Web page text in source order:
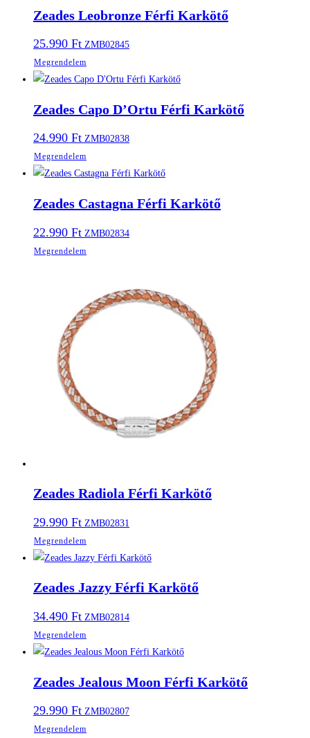
Zeades Leobronze Férfi Karkötő
25.990 Ft ZMB02845
Megrendelem
Zeades Capo D’Ortu Férfi Karkötő
24.990 Ft ZMB02838
Megrendelem
Zeades Castagna Férfi Karkötő
22.990 Ft ZMB02834
Megrendelem
Zeades Radiola Férfi Karkötő
29.990 Ft ZMB02831
Megrendelem
Zeades Jazzy Férfi Karkötő
34.490 Ft ZMB02814
Megrendelem
Zeades Jealous Moon Férfi Karkötő
29.990 Ft ZMB02807
Megrendelem